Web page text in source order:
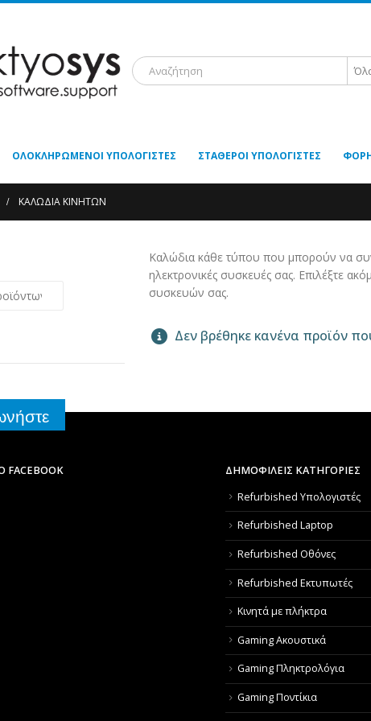
ΟΛΟΚΛΗΡΩΜΈΝΟΙ ΥΠΟΛΟΓΙΣΤΈΣ ΣΤΑΘΕΡΟΊ ΥΠΟΛΟΓΙΣΤΈΣ
ΚΑΛΏΔΙΑ ΚΙΝΗΤΏΝ
Καλώδια κάθε τύπου που μπορούν να
ηλεκτρονικές συσκευές σας. Επιλέξτε
συσκευών σας.
Δεν βρέθηκε κανένα προϊόν
ΔΗΜΟΦΙΛΕΙΣ ΚΑΤΗΓΟΡΙΕΣ
Refurbished Υπολογιστές
Refurbished Laptop
Refurbished Οθόνες
Refurbished Εκτυπωτές
Κινητά με πλήκτρα
Gaming Ακουστικά
Gaming Πληκτρολόγια
Gaming Ποντίκια